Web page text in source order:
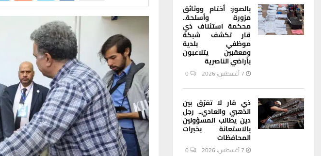
بالصور: أختام ووثائق
مزورة وأسلحة..
محكمة استئناف ذي
قار تكشف شبكة
موظفي بلدية
ومعقبين يتلاعبون
بأراضي الناصرية
7 أغسطس، 2026 0
ذي قار لا تفرّق بين
الذهبي والعادي.. رجل
دين يطالب المسؤولين
بالاستعانة بخبرات
المحافظات
7 أغسطس، 2026 0